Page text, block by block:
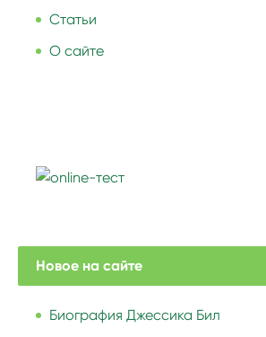
Статьи
О сайте
Новое на сайте
Биография Джессика Бил